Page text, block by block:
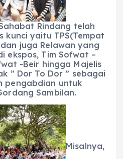
Rindang telah
kunci yaitu TPS(Tempat
juga Relawan yang
ekspos, Tim Sofwat –
-Beir hingga Majelis
” Dor To Dor ” sebagai
pengabdian untuk
Sambilan.
Misalnya,